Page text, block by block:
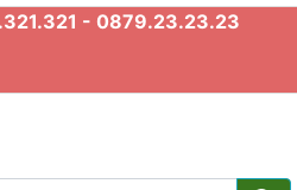
- 0879.23.23.23